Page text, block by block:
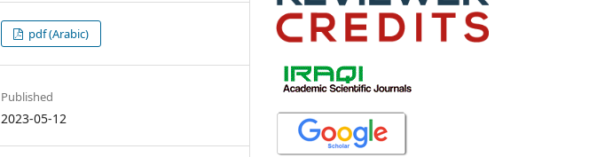
pdf (Arabic)
Published
2023-05-12